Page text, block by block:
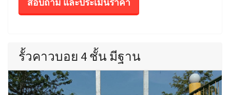
สอบถาม และประเมินราคา
รั้วคาวบอย 4 ชั้น มีฐาน